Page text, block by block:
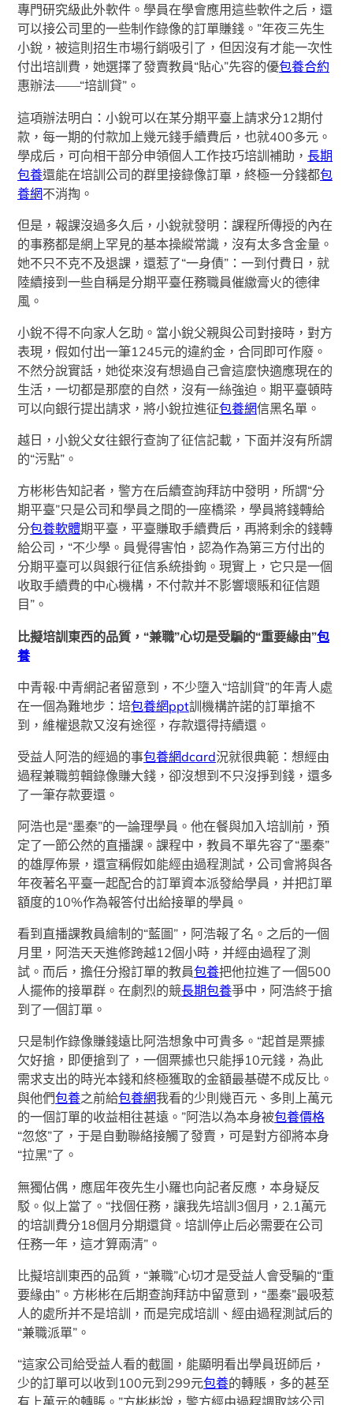
專門研究級此外軟件。學員在學會應用這些軟件之后，還
可以接公司里的一些制作錄像的訂單賺錢。”年夜三先生
小銳，被這則招生市場行銷吸引了，但因沒有才能一次性
付出培訓費，她選擇了發賣教員“貼心”先容的優包養合約
惠辦法——“培訓貸”。
這項辦法明白：小銳可以在某分期平臺上請求分12期付
款，每一期的付款加上幾元錢手續費后，也就400多元。
學成后，可向相干部分申領個人工作技巧培訓補助，長期
包養還能在培訓公司的群里接錄像訂單，終極一分錢都包
養網不消掏。
但是，報課沒過多久后，小銳就發明：課程所傳授的內在
的事務都是網上罕見的基本操縱常識，沒有太多含金量。
她不只不克不及退課，還惹了“一身債”：一到付費日，就
陸續接到一些自稱是分期平臺任務職員催繳膏火的德律
風。
小銳不得不向家人乞助。當小銳父親與公司對接時，對方
表現，假如付出一筆1245元的違約金，合同即可作廢。
不然分說實話，她從來沒有想過自己會這麼快適應現在的
生活，一切都是那麼的自然，沒有一絲強迫。期平臺頓時
可以向銀行提出請求，將小銳拉進征包養網信黑名單。
越日，小銳父女往銀行查詢了征信記載，下面并沒有所謂
的“污點”。
方彬彬告知記者，警方在后續查詢拜訪中發明，所謂“分
期平臺”只是公司和學員之間的一座橋梁，學員將錢轉給
分包養軟體期平臺，平臺賺取手續費后，再將剩余的錢轉
給公司，“不少學。員覺得害怕，認為作為第三方付出的
分期平臺可以與銀行征信系統掛鉤。現實上，它只是一個
收取手續費的中心機構，不付款并不影響壞賬和征信題
目”。
比擬培訓東西的品質，“兼職”心切是受騙的“重要緣由”包
養
中青報·中青網記者留意到，不少墮入“培訓貸”的年青人處
在一個為難地步：培包養網ppt訓機構許諾的訂單搶不
到，維權退款又沒有途徑，存款還得持續還。
受益人阿浩的經過的事包養網dcard況就很典範：想經由
過程兼職剪輯錄像賺大錢，卻沒想到不只沒掙到錢，還多
了一筆存款要還。
阿浩也是“墨秦”的一論理學員。他在餐與加入培訓前，預
定了一節公然的直播課。課程中，教員不單先容了“墨秦”
的雄厚佈景，還宣稱假如能經由過程測試，公司會將與各
年夜著名平臺一起配合的訂單資本派發給學員，并把訂單
額度的10%作為報答付出給接單的學員。
看到直播課教員繪制的“藍圖”，阿浩報了名。之后的一個
月里，阿浩天天進修跨越12個小時，并經由過程了測
試。而后，擔任分撥訂單的教員包養把他拉進了一個500
人擺佈的接單群。在劇烈的競長期包養爭中，阿浩終于搶
到了一個訂單。
只是制作錄像賺錢遠比阿浩想象中可貴多。“起首是票據
欠好搶，即便搶到了，一個票據也只能掙10元錢，為此
需求支出的時光本錢和終極獲取的金額最基礎不成反比。
與他們包養之前給包養網我看的少則幾百元、多則上萬元
的一個訂單的收益相往甚遠。”阿浩以為本身被包養價格
“忽悠”了，于是自動聯絡接觸了發賣，可是對方卻將本身
“拉黑”了。
無獨佔偶，應屆年夜先生小羅也向記者反應，本身疑反
駁。似上當了。“找個任務，讓我先培訓3個月，2.1萬元
的培訓費分18個月分期還貸。培訓停止后必需要在公司
任務一年，這才算兩清”。
比擬培訓東西的品質，“兼職”心切才是受益人會受騙的“重
要緣由”。方彬彬在后期查詢拜訪中留意到，“墨秦”最吸惹
人的處所并不是培訓，而是完成培訓、經由過程測試后的
“兼職派單”。
“這家公司給受益人看的截圖，能顯明看出學員班師后，
少的訂單可以收到100元到299元包養的轉賬，多的甚至
有上萬元的轉賬。”方彬彬說，警方經由過程調取該公司